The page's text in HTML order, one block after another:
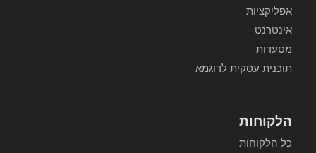
אפליקציות
אינטרנט
מסעדות
תוכנית עסקית לדוגמא
הלקוחות
כל הלקוחות